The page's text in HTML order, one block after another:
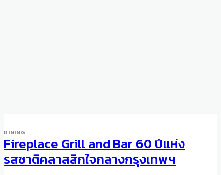
DINING
Fireplace Grill and Bar 60 ปีแห่ง
รสชาติคลาสสิกใจกลางกรุงเทพฯ